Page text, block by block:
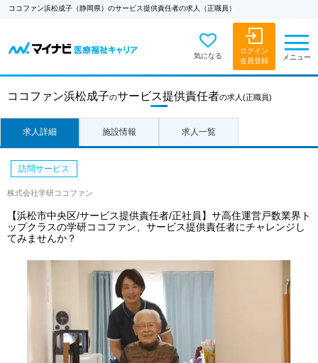
ココファン浜松成子（静岡県）のサービス提供責任者の求人（正職員）
気になる
ログイン
会員登録
メニュー
ココファン浜松成子のサービス提供責任者の求人 (正職員)
求人詳細 施設情報 求人一覧
訪問サービス
株式会社学研ココファン
【浜松市中央区/サービス提供責任者/正社員】サ高住運営戸数業界ト
ップクラスの学研ココファン、サービス提供責任者にチャレンジし
てみませんか？